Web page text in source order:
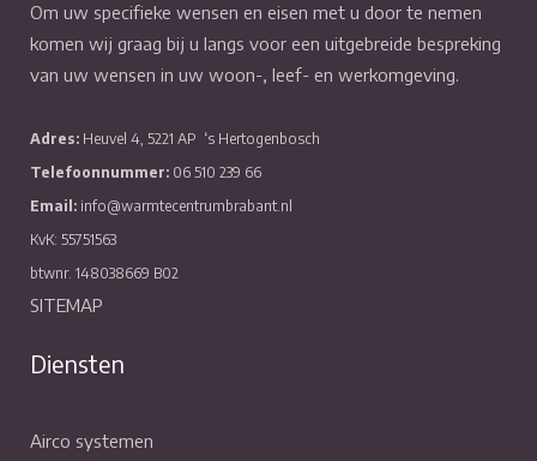
Om uw specifieke wensen en eisen met u door te nemen
komen wij graag bij u langs voor een uitgebreide bespreking
van uw wensen in uw woon-, leef- en werkomgeving.
Adres: Heuvel 4, 5221 AP ‘s Hertogenbosch
Telefoonnummer: 06 510 239 66
Email: info@warmtecentrumbrabant.nl
KvK: 55751563
btwnr. 148038669 B02
SITEMAP
Diensten
Airco systemen